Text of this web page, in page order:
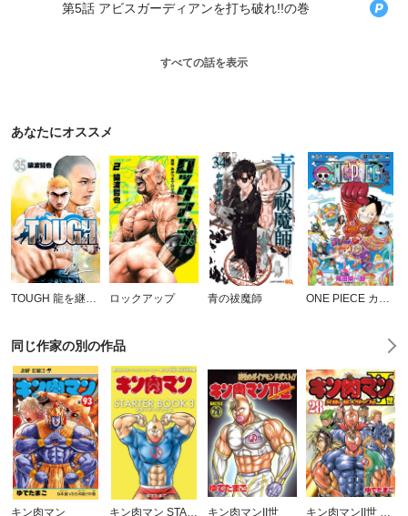
第5話 アビスガーディアンを打ち破れ!!の巻
すべての話を表示
あなたにオススメ
TOUGH 龍を継ぐ男 ロックアップ 青の祓魔師 ONE PIECE カラー版
同じ作家の別の作品
キン肉マン キン肉マン STARTER BOOK キン肉マンII世 キン肉マンII世 究極の超人タッグ編